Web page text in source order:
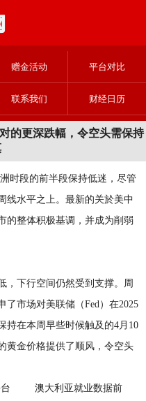
赠金活动 平台对比
联系我们 财经日历
的更深跌幅，令空头需保持
段的前半段保持低迷，尽管
线水平之上。最新的关於美中
的整体积极基调，并成为削弱
下行空间仍然受到支撑。周
市场对美联储（Fed）在2025
持在本周早些时候触及的4月10
黄金价格提供了顺风，令空头
澳大利亚就业数据前